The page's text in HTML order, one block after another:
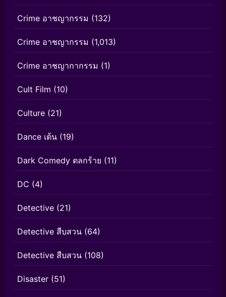
Crime อาชญากรรม (132)
Crime อาชญากรรม (1,013)
Crime อาชญากากรรม (1)
Cult Film (10)
Culture (21)
Dance เต้น (19)
Dark Comedy ตลกร้าย (11)
DC (4)
Detective (21)
Detective สืบสวน (64)
Detective สืบสวน (108)
Disaster (51)